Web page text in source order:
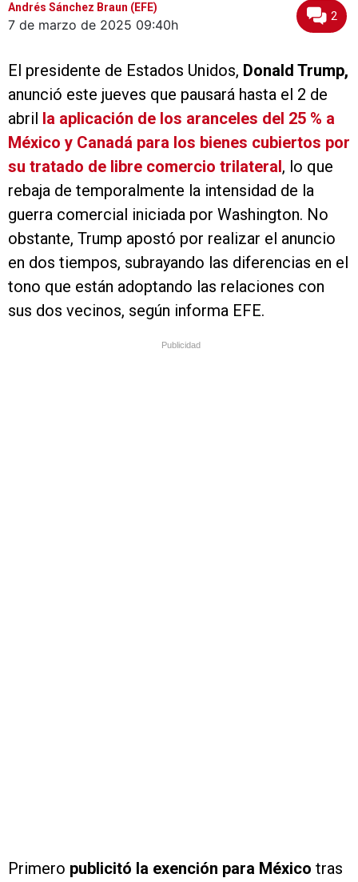
Andrés Sánchez Braun (EFE)
7 de marzo de 2025 09:40h
2
El presidente de Estados Unidos, Donald Trump,
anunció este jueves que pausará hasta el 2 de
abril la aplicación de los aranceles del 25 % a
México y Canadá para los bienes cubiertos por
su tratado de libre comercio trilateral, lo que
rebaja de temporalmente la intensidad de la
guerra comercial iniciada por Washington. No
obstante, Trump apostó por realizar el anuncio
en dos tiempos, subrayando las diferencias en el
tono que están adoptando las relaciones con
sus dos vecinos, según informa EFE.
Publicidad
Primero publicitó la exención para México tras